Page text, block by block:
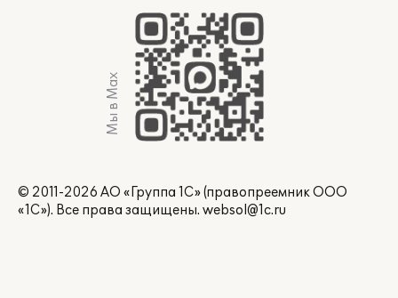
Мы в Max
© 2011-2026 АО «Группа 1С» (правопреемник ООО
«1С»). Все права защищены. websol@1c.ru